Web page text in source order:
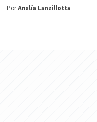
PorAnalía Lanzillotta